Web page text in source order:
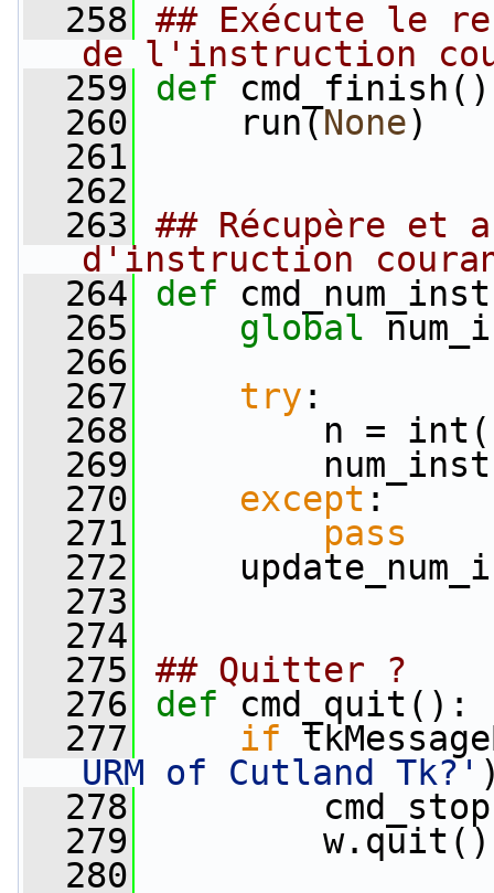
  258
## Exécute le
de l'instruction
  259
def
  260
run(None)
  261
  262
  263
## Récupère et
d'instruction
  264
def
  265
global
  266
  267
try :
  268
n =
  269
num_inst =
  270
except :
  271
pass
  272
  273
  274
  275
## Quitter ?
  276
def cmd_quit():
  277
if
URM of Cutland Tk?'
  278
  279
w.quit()
  280